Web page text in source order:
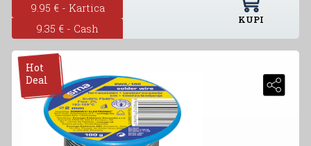
9.95 € - Kartica
9.35 € - Cash
KUPI
Hot
Deal